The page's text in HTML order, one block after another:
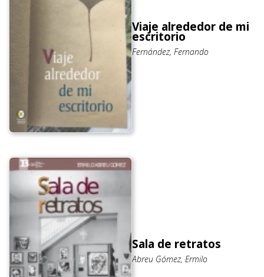
Viaje alrededor de mi
escritorio
Fernández, Fernando
Sala de retratos
Abreu Gómez, Ermilo